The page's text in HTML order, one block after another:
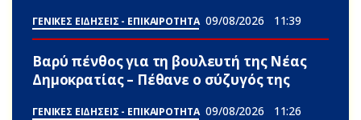
ΓΕΝΙΚΕΣ ΕΙΔΗΣΕΙΣ - ΕΠΙΚΑΙΡΟΤΗΤΑ 09/08/2026 11:39
Βαρύ πένθος για τη βουλευτή της Νέας
Δημοκρατίας – Πέθανε ο σύζυγός της
ΓΕΝΙΚΕΣ ΕΙΔΗΣΕΙΣ - ΕΠΙΚΑΙΡΟΤΗΤΑ 09/08/2026 11:26